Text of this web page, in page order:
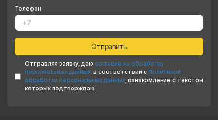
Телефон
Отправляя заявку, даю согласие на обработку
персональных данных, в соответствии с Политикой
обработки персональных данных, ознакомление с текстом
которых подтверждаю